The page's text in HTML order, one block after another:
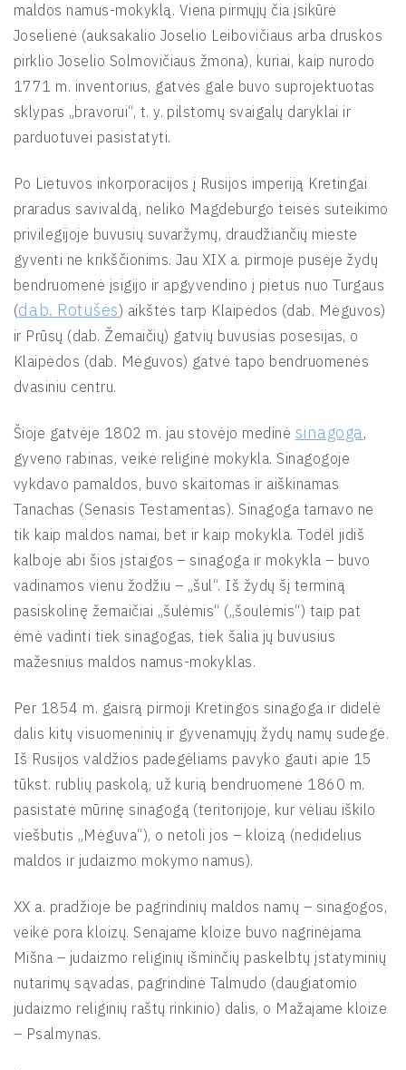
maldos namus-mokyklą. Viena pirmųjų čia įsikūrė
Joselienė (auksakalio Joselio Leibovičiaus arba druskos
pirklio Joselio Solmovičiaus žmona), kuriai, kaip nurodo
1771 m. inventorius, gatvės gale buvo suprojektuotas
sklypas „bravorui“, t. y. pilstomų svaigalų daryklai ir
parduotuvei pasistatyti.
Po Lietuvos inkorporacijos į Rusijos imperiją Kretingai
praradus savivaldą, neliko Magdeburgo teisės suteikimo
privilegijoje buvusių suvaržymų, draudžiančių mieste
gyventi ne krikščionims. Jau XIX a. pirmoje pusėje žydų
bendruomenė įsigijo ir apgyvendino į pietus nuo Turgaus
(dab. Rotušės) aikštės tarp Klaipėdos (dab. Mėguvos)
ir Prūsų (dab. Žemaičių) gatvių buvusias posesijas, o
Klaipėdos (dab. Mėguvos) gatvė tapo bendruomenės
dvasiniu centru.
Šioje gatvėje 1802 m. jau stovėjo medinė sinagoga,
gyveno rabinas, veikė religinė mokykla. Sinagogoje
vykdavo pamaldos, buvo skaitomas ir aiškinamas
Tanachas (Senasis Testamentas). Sinagoga tarnavo ne
tik kaip maldos namai, bet ir kaip mokykla. Todėl jidiš
kalboje abi šios įstaigos – sinagoga ir mokykla – buvo
vadinamos vienu žodžiu – „šul“. Iš žydų šį terminą
pasiskolinę žemaičiai „šulėmis“ („šoulėmis“) taip pat
ėmė vadinti tiek sinagogas, tiek šalia jų buvusius
mažesnius maldos namus-mokyklas.
Per 1854 m. gaisrą pirmoji Kretingos sinagoga ir didelė
dalis kitų visuomeninių ir gyvenamųjų žydų namų sudegė.
Iš Rusijos valdžios padegėliams pavyko gauti apie 15
tūkst. rublių paskolą, už kurią bendruomenė 1860 m.
pasistatė mūrinę sinagogą (teritorijoje, kur vėliau iškilo
viešbutis „Mėguva“), o netoli jos – kloizą (nedidelius
maldos ir judaizmo mokymo namus).
XX a. pradžioje be pagrindinių maldos namų – sinagogos,
veikė pora kloizų. Senajame kloize buvo nagrinėjama
Mišna – judaizmo religinių išminčių paskelbtų įstatyminių
nutarimų sąvadas, pagrindinė Talmudo (daugiatomio
judaizmo religinių raštų rinkinio) dalis, o Mažajame kloize
– Psalmynas.